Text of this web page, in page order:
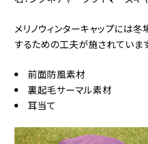
メリノウィンターキャップには
するための工夫が施されていま
前面防風素材
裏起毛サーマル素材
耳当て